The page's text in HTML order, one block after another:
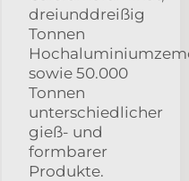
dreiunddreißig
Tonnen
sowie 50.000
Tonnen
unterschiedlicher
gieß- und
formbarer
Produkte.